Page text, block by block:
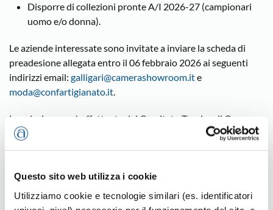
Questo sito web utilizza i cookie
Utilizziamo cookie e tecnologie similari (es. identificatori
Disporre di collezioni pronte A/I 2026-27 (campionari
uomo e/o donna).
Le aziende interessate sono invitate a inviare la scheda di
preadesione allegata entro il 06 febbraio 2026 ai seguenti
indirizzi email: galligari@camerashowroom.ite
moda@confartigianato.it.
La selezione sarà effettuata dal Comitato Tecnico di Camera
Showroom Milano, sulla base dei requisiti richiesti,
dell’ordine di arrivo delle domande e del principio di
L’esito della selezione sarà comunicato direttamente alle
imprese dal Comitati Tecnico CSM.
Artisanal Evolution rappresenta un’occasione unica per